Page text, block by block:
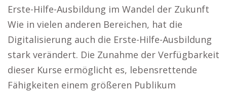
Erste-Hilfe-Ausbildung im Wandel der Zukunft
Wie in vielen anderen Bereichen, hat die
Digitalisierung auch die Erste-Hilfe-Ausbildung
stark verändert. Die Zunahme der Verfügbarkeit
dieser Kurse ermöglicht es, lebensrettende
Fähigkeiten einem größeren Publikum